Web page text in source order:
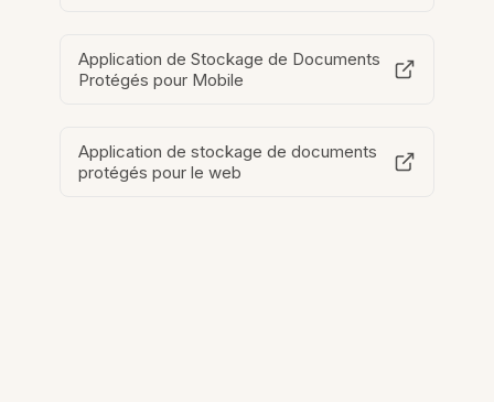
Application de Stockage de Documents
Protégés pour Mobile
Application de stockage de documents
protégés pour le web